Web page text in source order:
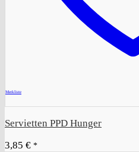
Merkliste
Servietten PPD Hunger
3,85 € *